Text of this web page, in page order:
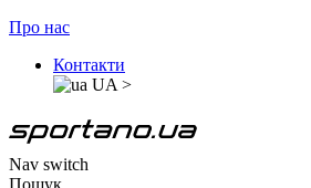
Про нас
Контакти
UA >
Nav switch
Пошук